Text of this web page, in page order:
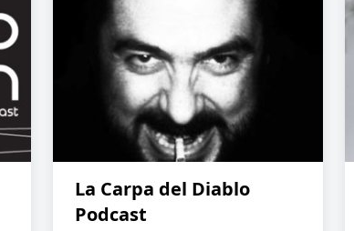
La Carpa del Diablo
Podcast